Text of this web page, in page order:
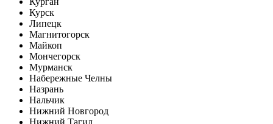
Курск
Липецк
Магнитогорск
Майкоп
Мончегорск
Мурманск
Набережные Челны
Назрань
Нальчик
Нижний Новгород
Нижний Тагил